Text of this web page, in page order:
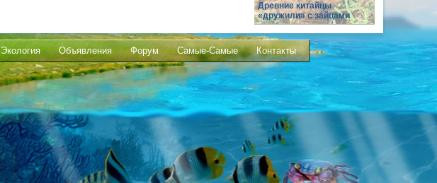
Древние китайцы
«дружили» с зайцами
Экология Объявления Форум Самые-Самые Контакты